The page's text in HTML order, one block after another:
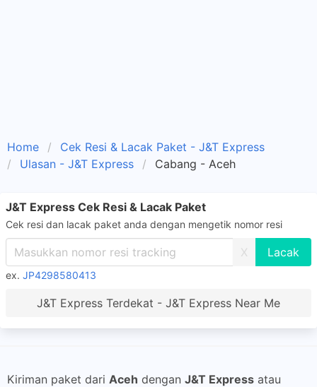
Home
Cek Resi & Lacak Paket - J&T Express
Ulasan - J&T Express
Cabang - Aceh
J&T Express Cek Resi & Lacak Paket
Cek resi dan lacak paket anda dengan mengetik nomor resi
X
ex. JP4298580413
J&T Express Terdekat - J&T Express Near Me
Kiriman paket dari Aceh dengan J&T Express atau